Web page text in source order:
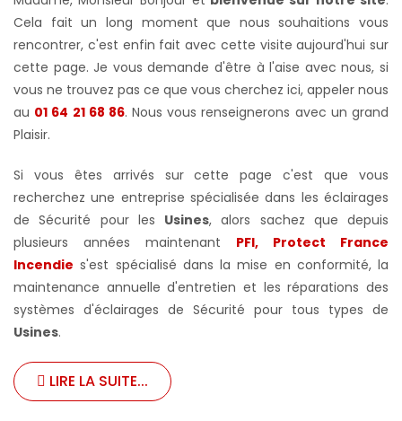
Cela fait un long moment que nous souhaitions vous
rencontrer, c'est enfin fait avec cette visite aujourd'hui sur
cette page. Je vous demande d'être à l'aise avec nous, si
vous ne trouvez pas ce que vous cherchez ici, appeler nous
au 01 64 21 68 86. Nous vous renseignerons avec un grand
Plaisir.
Si vous êtes arrivés sur cette page c'est que vous
recherchez une entreprise spécialisée dans les éclairages
de Sécurité pour les Usines, alors sachez que depuis
plusieurs années maintenant PFI, Protect France
Incendie s'est spécialisé dans la mise en conformité, la
maintenance annuelle d'entretien et les réparations des
systèmes d'éclairages de Sécurité pour tous types de
Usines.
LIRE LA SUITE...